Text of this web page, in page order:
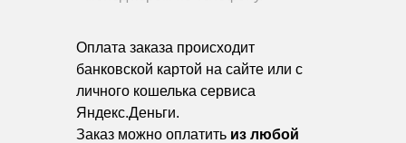
Оплата заказа происходит
банковской картой на сайте или с
личного кошелька сервиса
Яндекс.Деньги.
Заказ можно оплатить из любой